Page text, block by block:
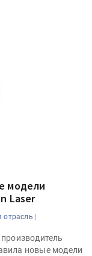
модели
Laser
отрасль |
новые модели